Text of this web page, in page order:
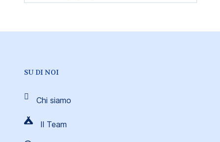
SU DI NOI
Chi siamo
Il Team